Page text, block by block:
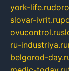
york-life.ru
slovar-ivrit.ru
ovucontrol.ru
ru-industriya.ru
belgorod-